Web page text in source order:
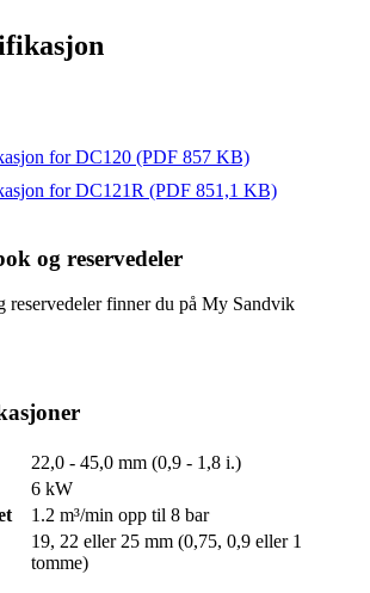
for DC120 (PDF 857 KB)
for DC121R (PDF 851,1 KB)
og reservedeler
reservedeler finner du på My Sandvik
22,0 - 45,0 mm (0,9 - 1,8 i.)
6 kW
1.2 m³/min opp til 8 bar
19, 22 eller 25 mm (0,75, 0,9 eller 1
tomme)